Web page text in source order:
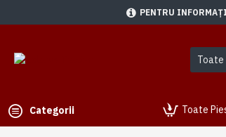
PENTRU
Toate
Categorii Toate